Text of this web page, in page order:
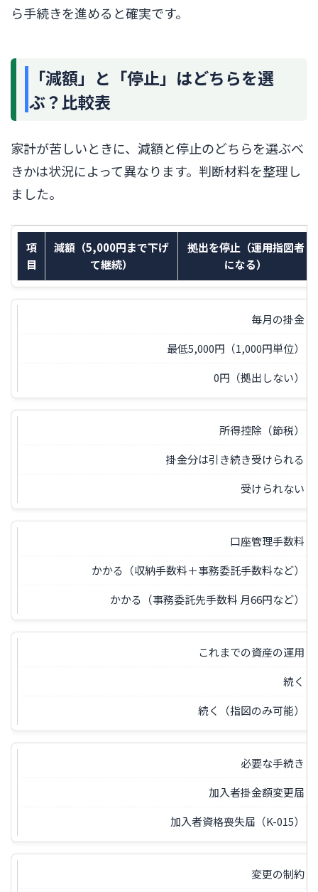
ら手続きを進めると確実です。
「減額」と「停止」はどちらを選
ぶ？比較表
家計が苦しいときに、減額と停止のどちらを選ぶべ
きかは状況によって異なります。判断材料を整理し
ました。
項
目
減額（5,000円まで下げ
て継続）
拠出を停止（運用指図者
になる）
毎月の掛金
最低5,000円（1,000円単位）
0円（拠出しない）
所得控除（節税）
掛金分は引き続き受けられる
受けられない
口座管理手数料
かかる（収納手数料＋事務委託手数料など）
かかる（事務委託先手数料 月66円など）
これまでの資産の運用
続く
続く（指図のみ可能）
必要な手続き
加入者掛金額変更届
加入者資格喪失届（K-015）
変更の制約